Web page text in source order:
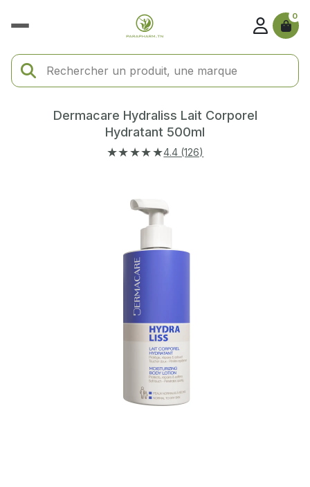
0
Dermacare Hydraliss Lait Corporel
Hydratant 500ml
★★★★★4.4 (126)